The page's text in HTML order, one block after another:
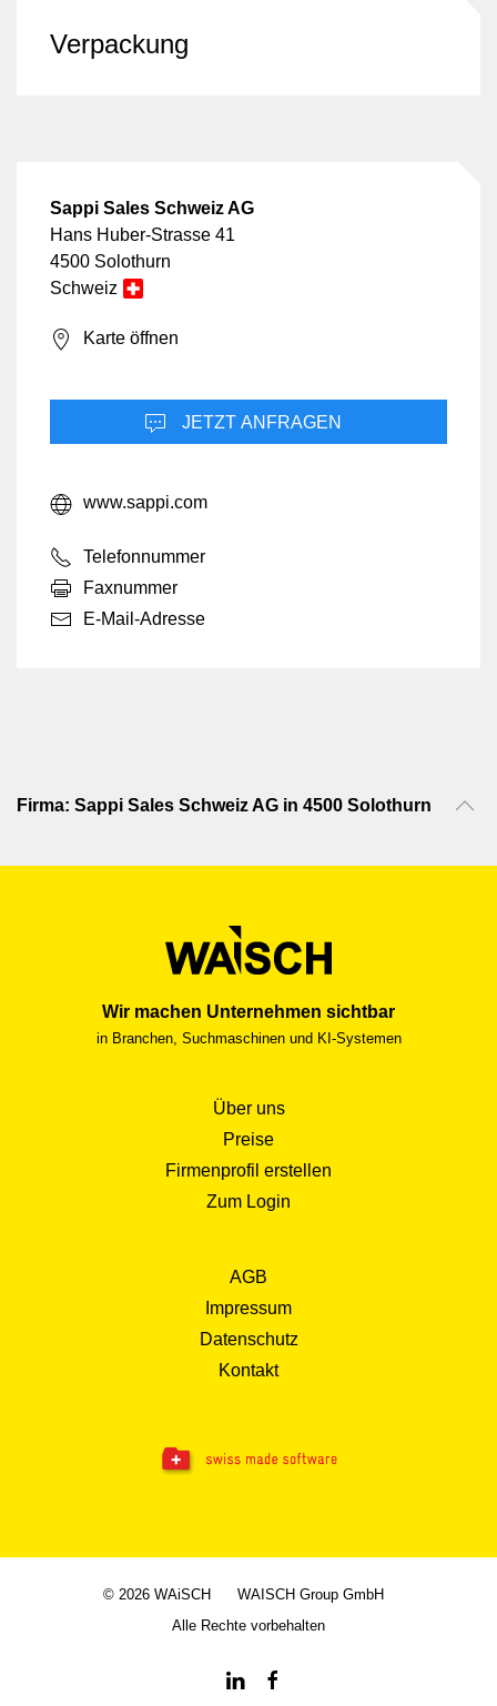
Verpackung
Sappi Sales Schweiz AG
Hans Huber-Strasse 41
4500 Solothurn
Schweiz
Karte öffnen
JETZT ANFRAGEN
www.sappi.com
Telefonnummer
Faxnummer
E-Mail-Adresse
Firma: Sappi Sales Schweiz AG in 4500 Solothurn
Wir machen Unternehmen sichtbar
in Branchen, Suchmaschinen und KI-Systemen
Über uns
Preise
Firmenprofil erstellen
Zum Login
AGB
Impressum
Datenschutz
Kontakt
© 2026 WAiSCH
WAISCH Group GmbH
Alle Rechte vorbehalten